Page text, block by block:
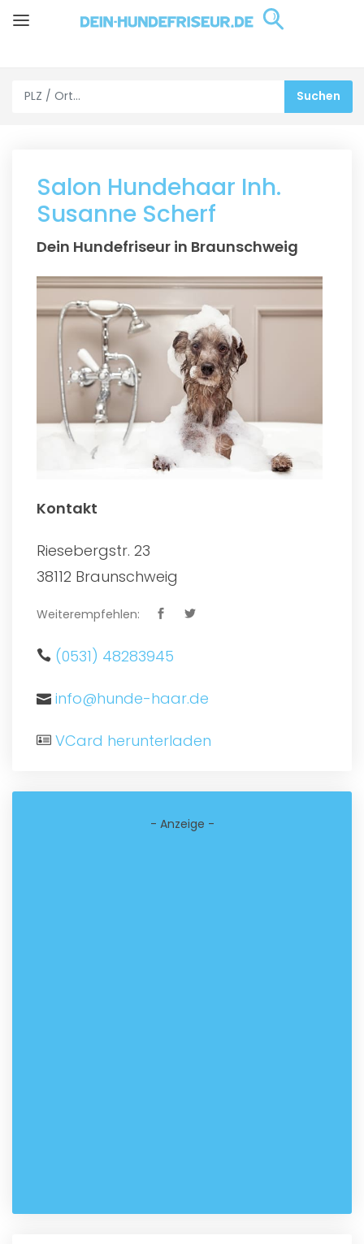
Salon Hundehaar Inh.
Susanne Scherf
Dein Hundefriseur in Braunschweig
Kontakt
Riesebergstr. 23
38112 Braunschweig
Weiterempfehlen:
(0531) 48283945
info@hunde-haar.de
VCard herunterladen
- Anzeige -